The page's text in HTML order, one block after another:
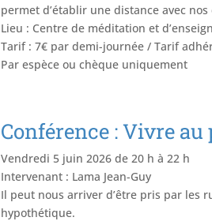
permet d’établir une distance avec
Lieu : Centre de méditation et
Tarif : 7€ par demi-journée / Tarif
Par espèce ou chèque uniquement
Conférence : Vivre au
Vendredi 5 juin 2026 de 20 h à 22 h
Intervenant : Lama Jean-Guy
Il peut nous arriver d’être pris par les
hypothétique.